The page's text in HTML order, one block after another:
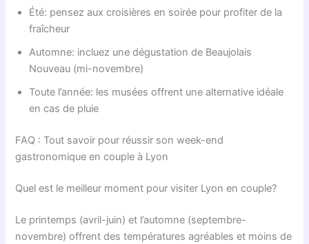
Été: pensez aux croisières en soirée pour profiter de la
fraîcheur
Automne: incluez une dégustation de Beaujolais
Nouveau (mi-novembre)
Toute l’année: les musées offrent une alternative idéale
en cas de pluie
FAQ : Tout savoir pour réussir son week-end
gastronomique en couple à Lyon
Quel est le meilleur moment pour visiter Lyon en couple?
Le printemps (avril-juin) et l’automne (septembre-
novembre) offrent des températures agréables et moins de